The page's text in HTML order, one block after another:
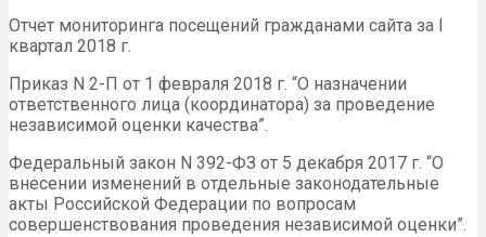
Отчет мониторинга посещений гражданами сайта за I
квартал 2018 г.
Приказ N 2-П от 1 февраля 2018 г. “О назначении
ответственного лица (координатора) за проведение
независимой оценки качества”.
Федеральный закон N 392-ФЗ от 5 декабря 2017 г. “О
внесении изменений в отдельные законодательные
акты Российской Федерации по вопросам
совершенствования проведения независимой оценки”.